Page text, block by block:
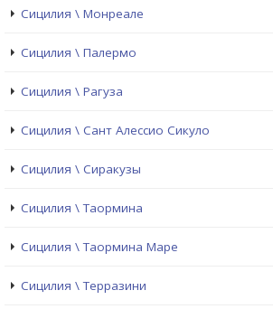
Сицилия \ Монреале
Сицилия \ Палермо
Сицилия \ Рагуза
Сицилия \ Сант Алессио Сикуло
Сицилия \ Сиракузы
Сицилия \ Таормина
Сицилия \ Таормина Маре
Сицилия \ Терразини